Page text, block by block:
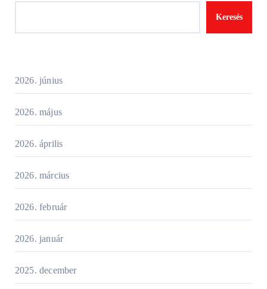
Keresés
2026. június
2026. május
2026. április
2026. március
2026. február
2026. január
2025. december